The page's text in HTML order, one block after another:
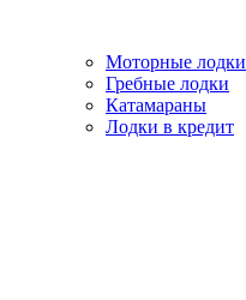
Моторные лодки
Гребные лодки
Катамараны
Лодки в кредит